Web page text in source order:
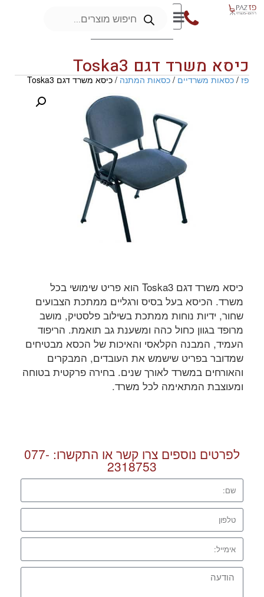
כיסא משרד דגם Toska3
פז/כסאות משרדיים/כסאות המתנה/ כיסא משרד דגם Toska3
כיסא משרד דגם Toska3 הוא פריט שימושי בכל
משרד. הכיסא בעל בסיס ורגליים ממתכת הצבועים
שחור, ידיות נוחות ממתכת בשילוב פלסטיק, מושב
מרופד בגוון כחול כהה ומשענת גב תואמת. הריפוד
העמיד, המבנה הקלאסי והאיכות של הכסא מבטיחים
שמדובר בפריט שישמש את העובדים, המבקרים
והאורחים במשרד לאורך שנים. בחירה פרקטית בטוחה
ומעוצבת המתאימה לכל משרד.
לפרטים נוספים צרו קשר או התקשרו: 077-
2318753